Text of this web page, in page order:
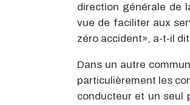
direction générale de
vue de faciliter aux
zéro accident», a-t-il
Dans un autre
particulièrement les
conducteur et un seul